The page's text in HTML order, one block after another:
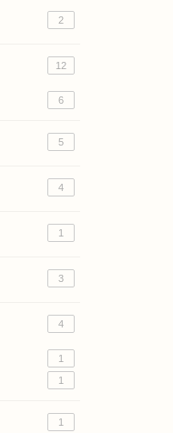
2
12
6
5
4
1
3
4
1
1
1